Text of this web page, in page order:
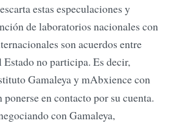
estas especulaciones y
de laboratorios nacionales con
son acuerdos entre
no participa. Es decir,
Gamaleya y mAbxience con
en contacto por su cuenta.
con Gamaleya,